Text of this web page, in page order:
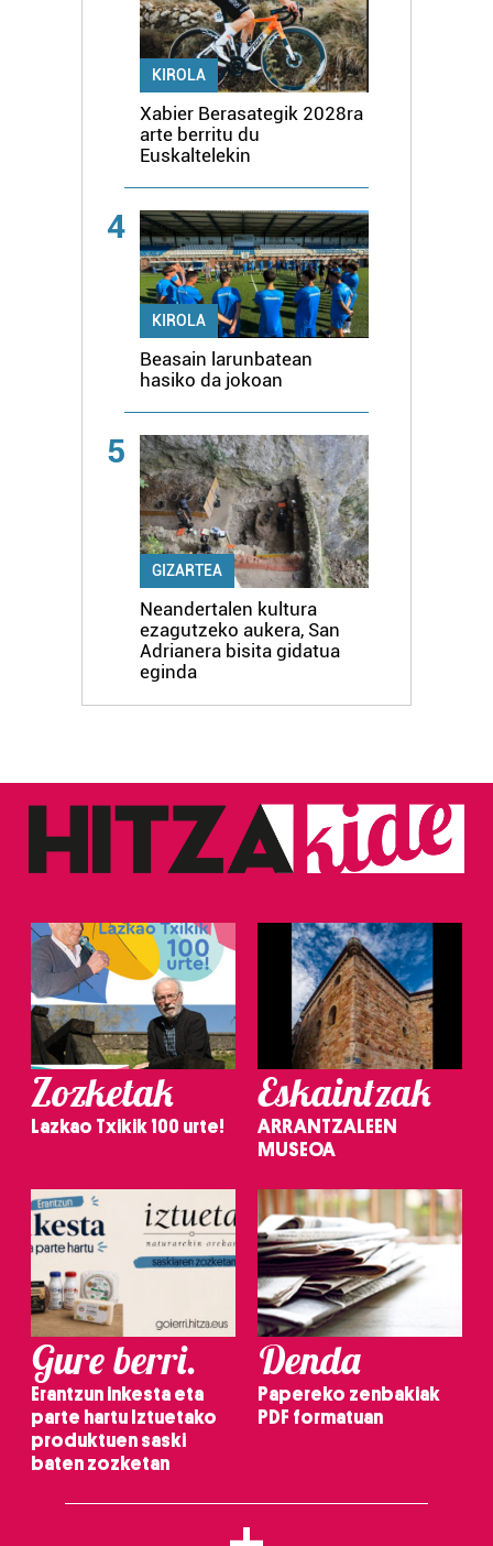
KIROLA
Xabier Berasategik 2028ra
arte berritu du
Euskaltelekin
4
KIROLA
Beasain larunbatean
hasiko da jokoan
5
GIZARTEA
Neandertalen kultura
ezagutzeko aukera, San
Adrianera bisita gidatua
eginda
Zozketak
Lazkao Txikik 100 urte!
Eskaintzak
ARRANTZALEEN
MUSEOA
Gure berri.
Erantzun inkesta eta
parte hartu Iztuetako
produktuen saski
baten zozketan
Denda
Papereko zenbakiak
PDF formatuan